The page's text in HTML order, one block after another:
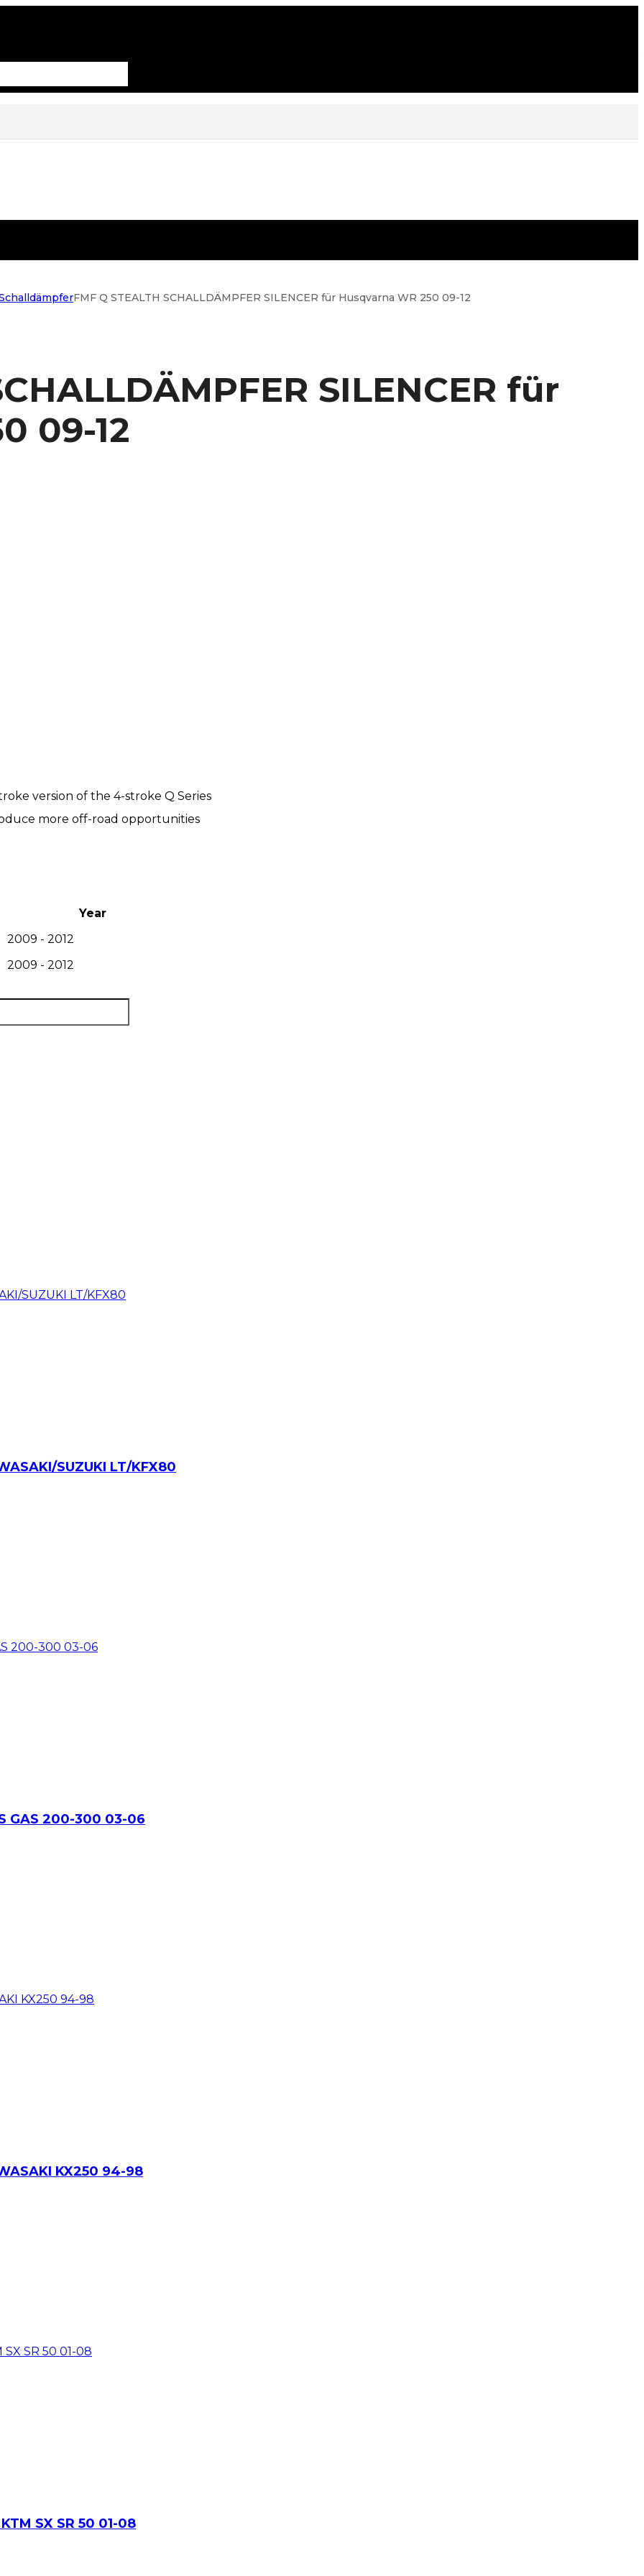
FMF Q STEALTH SCHALLDÄMPFER SILENCER für Husqvarna WR 250 09-12
SILENCER für
09-12
version of the 4-stroke Q Series
more off-road opportunities
Year
2009 - 2012
2009 - 2012
SUZUKI LT/KFX80
GAS 200-300 03-06
KX250 94-98
SX SR 50 01-08